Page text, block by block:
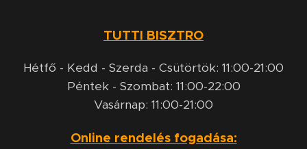
TUTTI BISZTRO
Hétfő - Kedd - Szerda - Csütörtök: 11:00-21:00
Péntek - Szombat: 11:00-22:00
Vasárnap: 11:00-21:00
Online rendelés fogadása: